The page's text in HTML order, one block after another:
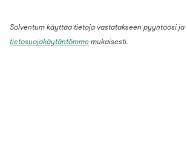
Solventum käyttää tietoja vastatakseen pyyntöösi ja
tietosuojakäytäntömme mukaisesti.